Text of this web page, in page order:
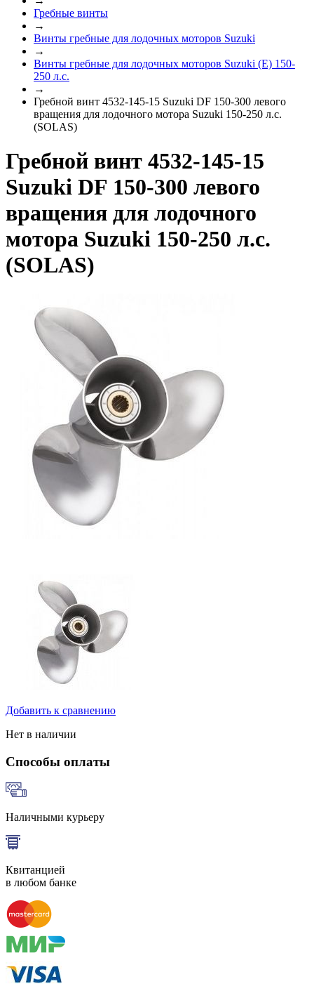
Гребные винты
→
Винты гребные для лодочных моторов Suzuki
→
Винты гребные для лодочных моторов Suzuki (E) 150-
250 л.с.
→
Гребной винт 4532-145-15 Suzuki DF 150-300 левого
вращения для лодочного мотора Suzuki 150-250 л.с.
(SOLAS)
Гребной винт 4532-145-15
Suzuki DF 150-300 левого
вращения для лодочного
мотора Suzuki 150-250 л.с.
(SOLAS)
Добавить к сравнению
Нет в наличии
Способы оплаты
Наличными курьеру
Квитанцией
в любом банке